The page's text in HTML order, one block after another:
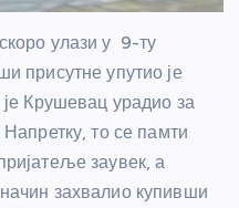
улази у 9-ту
присутне упутио је
Крушевац урадио за
то се памти
заувек, а
захвалио купивши